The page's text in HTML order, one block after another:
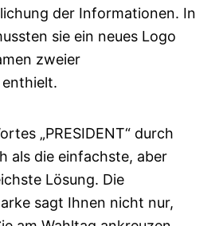
der Informationen. In
sie ein neues Logo
zweier
„PRESIDENT“ durch
als die einfachste, aber
Lösung. Die
sagt Ihnen nicht nur,